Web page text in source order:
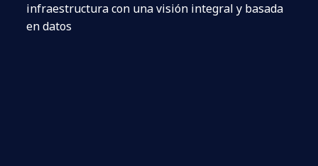
infraestructura con una visión integral y basada
en datos